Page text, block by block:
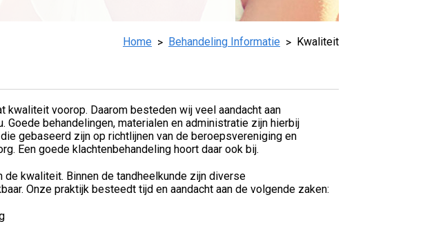
Home Behandeling Informatie Kwaliteit
kwaliteit voorop. Daarom besteden wij veel aandacht aan
behandelingen, materialen en administratie zijn hierbij
gebaseerd zijn op richtlijnen van de beroepsvereniging en
Een goede klachtenbehandeling hoort daar ook bij.
kwaliteit. Binnen de tandheelkunde zijn diverse
Onze praktijk besteedt tijd en aandacht aan de volgende zaken: